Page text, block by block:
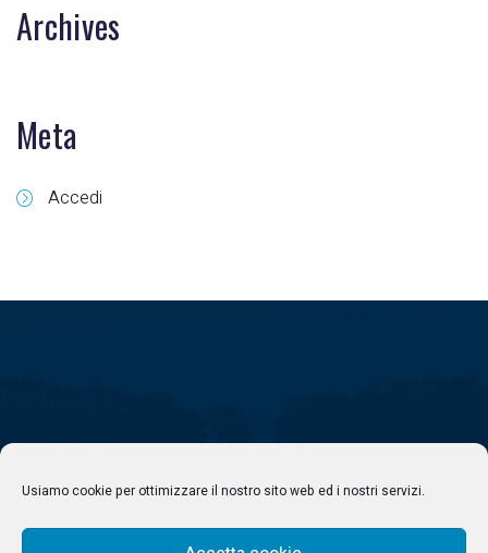
Usiamo cookie per ottimizzare il nostro sito web ed i nostri servizi.
Archives
Meta
Accedi